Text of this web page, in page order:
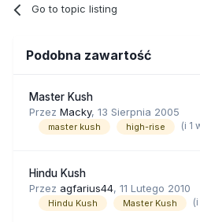
Go to topic listing
Podobna zawartość
Master Kush
Przez Macky, 13 Sierpnia 2005
master kush high-rise (i 1
Hindu Kush
Przez agfarius44, 11 Lutego 2010
Hindu Kush Master Kush